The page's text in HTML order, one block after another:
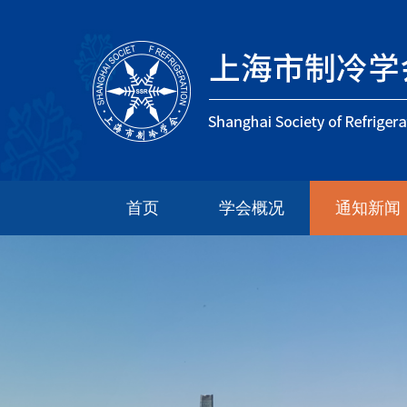
首页 学会概况 通知新闻